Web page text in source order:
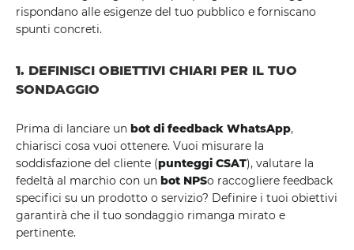
rispondano alle esigenze del tuo pubblico e forniscano
spunti concreti.
1. DEFINISCI OBIETTIVI CHIARI PER IL TUO
SONDAGGIO
Prima di lanciare un bot di feedback WhatsApp,
chiarisci cosa vuoi ottenere. Vuoi misurare la
soddisfazione del cliente (punteggi CSAT), valutare la
fedeltà al marchio con un bot NPSo raccogliere feedback
specifici su un prodotto o servizio? Definire i tuoi obiettivi
garantirà che il tuo sondaggio rimanga mirato e
pertinente.